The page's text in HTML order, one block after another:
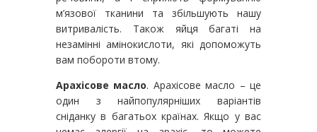
м’язової тканини та збільшують нашу
витривалість. Також яйця багаті на
незамінні амінокислоти, які допоможуть
вам побороти втому.
Арахісове масло. Арахісове масло – це
один з найпопулярніших варіантів
сніданку в багатьох країнах. Якщо у вас